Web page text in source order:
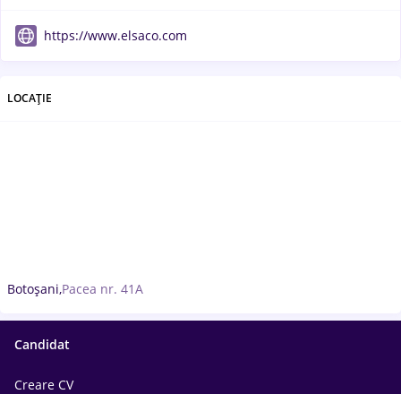
https://www.elsaco.com
LOCAȚIE
Botoșani,Pacea nr. 41A
Candidat
Creare CV